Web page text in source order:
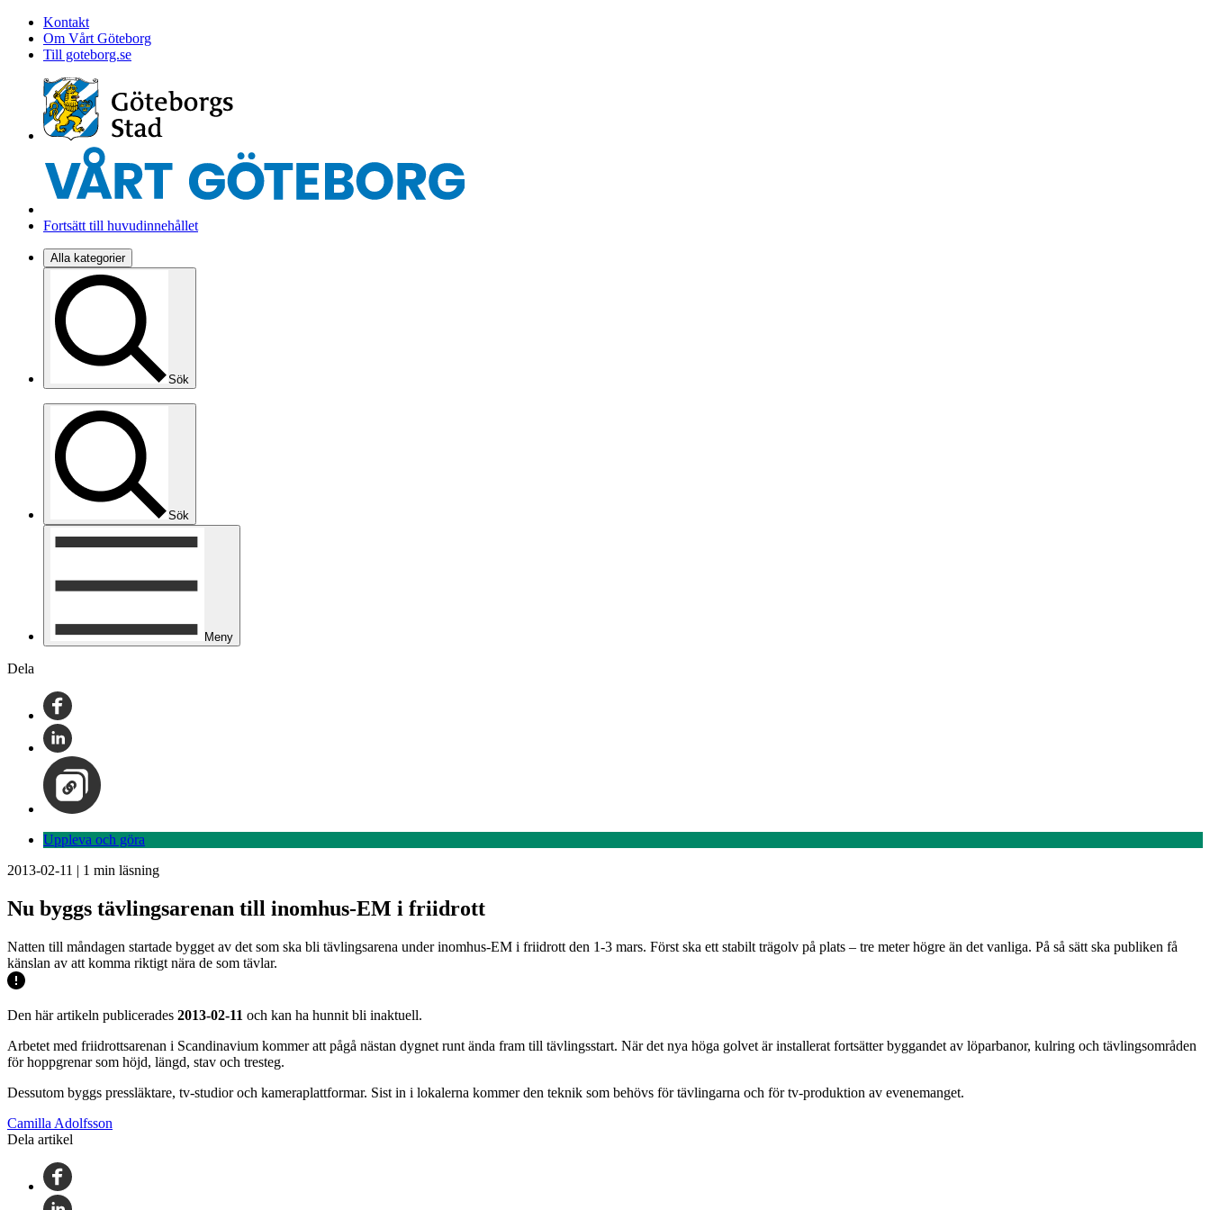
Kontakt
Om Vårt Göteborg
Till goteborg.se
Fortsätt till huvudinnehållet
Alla kategorier
Sök
Sök
Meny
Dela
Uppleva och göra
2013-02-11 | 1 min läsning
Nu byggs tävlingsarenan till inomhus-EM i friidrott
Natten till måndagen startade bygget av det som ska bli tävlingsarena under inomhus-EM i friidrott den 1-3 mars. Först ska ett stabilt trägolv på plats – tre meter högre än det vanliga. På så sätt ska publiken få
känslan av att komma riktigt nära de som tävlar.
Den här artikeln publicerades 2013-02-11 och kan ha hunnit bli inaktuell.
Arbetet med friidrottsarenan i Scandinavium kommer att pågå nästan dygnet runt ända fram till tävlingsstart. När det nya höga golvet är installerat fortsätter byggandet av löparbanor, kulring och tävlingsområden
för hoppgrenar som höjd, längd, stav och tresteg.
Dessutom byggs pressläktare, tv-studior och kameraplattformar. Sist in i lokalerna kommer den teknik som behövs för tävlingarna och för tv-produktion av evenemanget.
Camilla Adolfsson
Dela artikel